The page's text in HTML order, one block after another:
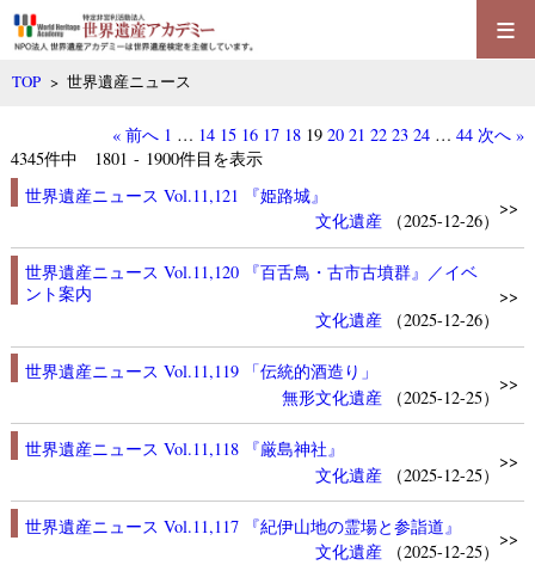
≡
TOP >世界遺産ニュース
« 前へ 1 … 14 15 16 17 18 19 20 21 22 23 24 … 44 次へ »
4345件中 1801 - 1900件目を表示
世界遺産ニュース Vol.11,121 『姫路城』
文化遺産
（2025-12-26）
>>
世界遺産ニュース Vol.11,120 『百舌鳥・古市古墳群』／イベ
ント案内
文化遺産
（2025-12-26）
>>
世界遺産ニュース Vol.11,119 「伝統的酒造り」
無形文化遺産
（2025-12-25）
>>
世界遺産ニュース Vol.11,118 『厳島神社』
文化遺産
（2025-12-25）
>>
世界遺産ニュース Vol.11,117 『紀伊山地の霊場と参詣道』
文化遺産
（2025-12-25）
>>